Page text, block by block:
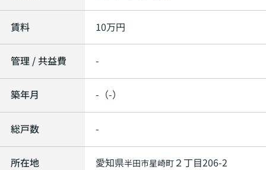
賃料 10万円
管理 / 共益費 -
築年月 -（-）
総戸数 -
所在地 愛知県半田市星崎町 ２丁目206-2